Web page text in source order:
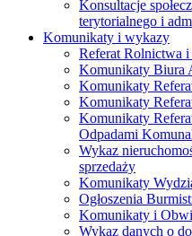
Konsultacje
terytorialnego i
Komunikaty i wykazy
Referat Rolnictwa
Komunikaty Biura
Komunikaty
Komunikaty
Komunikaty
Odpadami
Wykaz
sprzedaży
Komunikaty
Ogłoszenia
Komunikaty i
Wykaz danych o